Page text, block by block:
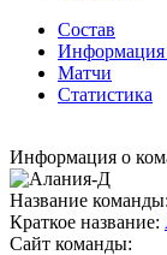
Состав
Информация
Матчи
Статистика
Информация о
Название команды:
Краткое название:
Сайт команды: